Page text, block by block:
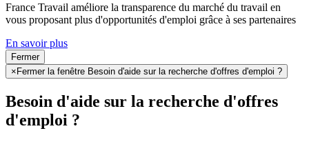
France Travail améliore la transparence du marché du travail en
vous proposant plus d'opportunités d'emploi grâce à ses partenaires
En savoir plus
Fermer
×Fermer la fenêtre Besoin d'aide sur la recherche d'offres d'emploi ?
Besoin d'aide sur la recherche d'offres
d'emploi ?